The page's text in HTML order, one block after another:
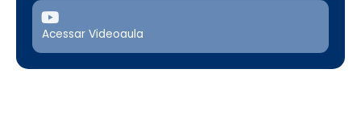
Acessar Videoaula